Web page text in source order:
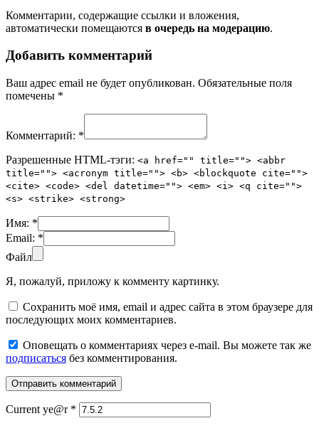
Комментарии, содержащие ссылки и вложения,
автоматически помещаются в очередь на модерацию.
Добавить комментарий
Ваш адрес email не будет опубликован. Обязательные поля
помечены *
Комментарий: *
Разрешенные HTML-тэги: <a href="" title=""> <abbr
title=""> <acronym title=""> <b> <blockquote cite="">
<cite> <code> <del datetime=""> <em> <i> <q cite="">
<s> <strike> <strong>
Имя: *
Email: *
Файл
Я, пожалуй, приложу к комменту картинку.
Сохранить моё имя, email и адрес сайта в этом браузере для
последующих моих комментариев.
Оповещать о комментариях через e-mail. Вы можете так же
подписаться без комментирования.
Current ye@r *